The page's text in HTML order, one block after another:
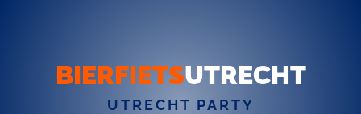
BIERFIETSUTRECHT
UTRECHT PARTY